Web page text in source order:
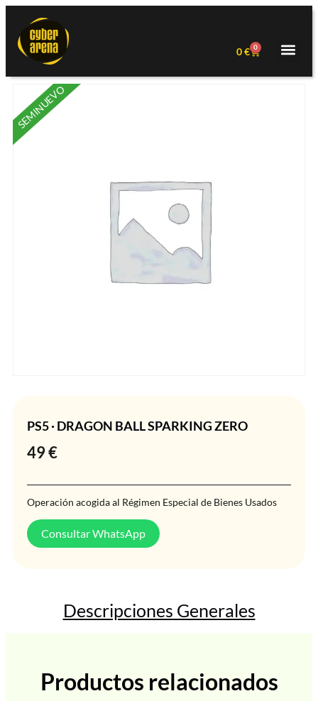
0€ 0
SEMINUEVO
PS5 · DRAGON BALL SPARKING ZERO
49€
Operación acogida al Régimen Especial de Bienes Usados
Consultar WhatsApp
Descripciones Generales
Productos relacionados